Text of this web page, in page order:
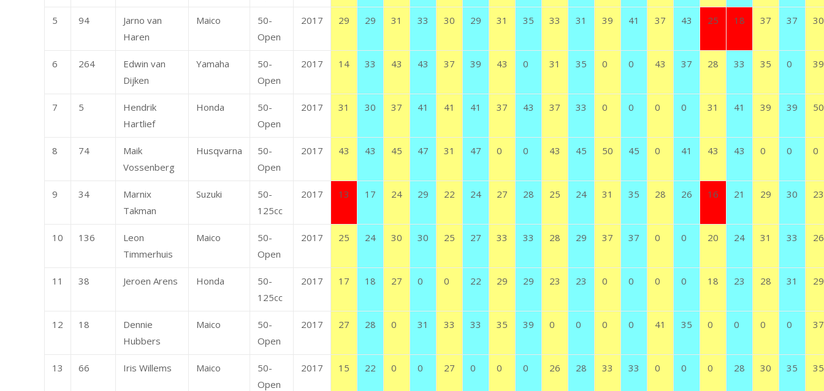
5 94
Jarno van
Haren
Maico
50-
Open
2017 29 29 31 33 30 29 31 35 33 31 39 41 37 43 25 18 37 37 30
6 264
Edwin van
Dijken
Yamaha
50-
Open
2017 14 33 43 43 37 39 43 0 31 35 0 0 43 37 28 33 35 0 39
7 5
Hendrik
Hartlief
Honda
50-
Open
2017 31 30 37 41 41 41 37 43 37 33 0 0 0 0 31 41 39 39 50
8 74
Maik
Vossenberg
Husqvarna
50-
Open
2017 43 43 45 47 31 47 0 0 43 45 50 45 0 41 43 43 0 0 0
9 34
Marnix
Takman
Suzuki
50-
125cc
2017 13 17 24 29 22 24 27 28 25 24 31 35 28 26 16 21 29 30 23
10 136
Leon
Timmerhuis
Maico
50-
Open
2017 25 24 30 30 25 27 33 33 28 29 37 37 0 0 20 24 31 33 26
11 38 Jeroen Arens Honda
50-
125cc
2017 17 18 27 0 0 22 29 29 23 23 0 0 0 0 18 23 28 31 29
12 18
Dennie
Hubbers
Maico
50-
Open
2017 27 28 0 31 33 33 35 39 0 0 0 0 41 35 0 0 0 0 37
13 66 Iris Willems Maico
50-
Open
2017 15 22 0 0 27 0 0 0 26 28 33 33 0 0 0 28 30 35 35